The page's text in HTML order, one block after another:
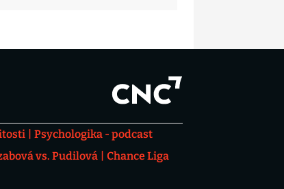
Psychologika - podcast
vs. Pudilová
Chance Liga